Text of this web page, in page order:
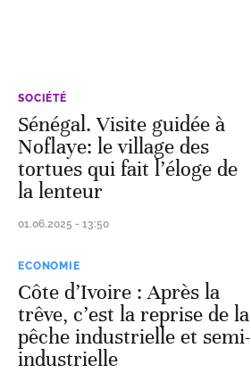
SOCIÉTÉ
Sénégal. Visite guidée à
Noflaye: le village des
tortues qui fait l’éloge de
la lenteur
01.06.2025 - 13:50
ECONOMIE
Côte d’Ivoire : Après la
trêve, c’est la reprise de la
pêche industrielle et semi-
industrielle